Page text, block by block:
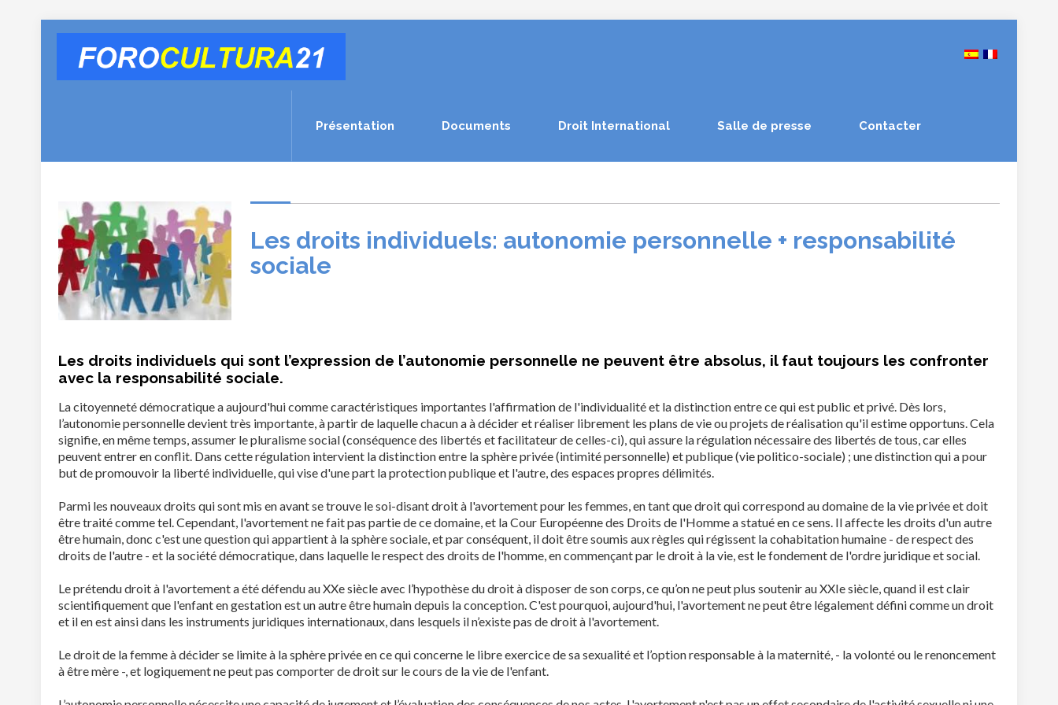
Présentation Documents Droit International Salle de presse Contacter
Les droits individuels: autonomie personnelle + responsabilité
sociale
Les droits individuels qui sont l’expression de l’autonomie personnelle ne peuvent être absolus, il faut toujours les confronter
avec la responsabilité sociale.
La citoyenneté démocratique a aujourd'hui comme caractéristiques importantes l'affirmation de l'individualité et la distinction entre ce qui est public et privé. Dès lors,
l’autonomie personnelle devient très importante, à partir de laquelle chacun a à décider et réaliser librement les plans de vie ou projets de réalisation qu'il estime opportuns. Cela
signifie, en même temps, assumer le pluralisme social (conséquence des libertés et facilitateur de celles-ci), qui assure la régulation nécessaire des libertés de tous, car elles
peuvent entrer en conflit. Dans cette régulation intervient la distinction entre la sphère privée (intimité personnelle) et publique (vie politico-sociale) ; une distinction qui a pour
but de promouvoir la liberté individuelle, qui vise d'une part la protection publique et l'autre, des espaces propres délimités.
Parmi les nouveaux droits qui sont mis en avant se trouve le soi-disant droit à l'avortement pour les femmes, en tant que droit qui correspond au domaine de la vie privée et doit
être traité comme tel. Cependant, l'avortement ne fait pas partie de ce domaine, et la Cour Européenne des Droits de l'Homme a statué en ce sens. Il affecte les droits d'un autre
être humain, donc c'est une question qui appartient à la sphère sociale, et par conséquent, il doit être soumis aux règles qui régissent la cohabitation humaine - de respect des
droits de l'autre - et la société démocratique, dans laquelle le respect des droits de l'homme, en commençant par le droit à la vie, est le fondement de l'ordre juridique et social.
Le prétendu droit à l'avortement a été défendu au XXe siècle avec l’hypothèse du droit à disposer de son corps, ce qu’on ne peut plus soutenir au XXIe siècle, quand il est clair
scientifiquement que l'enfant en gestation est un autre être humain depuis la conception. C'est pourquoi, aujourd'hui, l'avortement ne peut être légalement défini comme un droit
et il en est ainsi dans les instruments juridiques internationaux, dans lesquels il n’existe pas de droit à l'avortement.
Le droit de la femme à décider se limite à la sphère privée en ce qui concerne le libre exercice de sa sexualité et l’option responsable à la maternité, - la volonté ou le renoncement
à être mère -, et logiquement ne peut pas comporter de droit sur le cours de la vie de l'enfant.